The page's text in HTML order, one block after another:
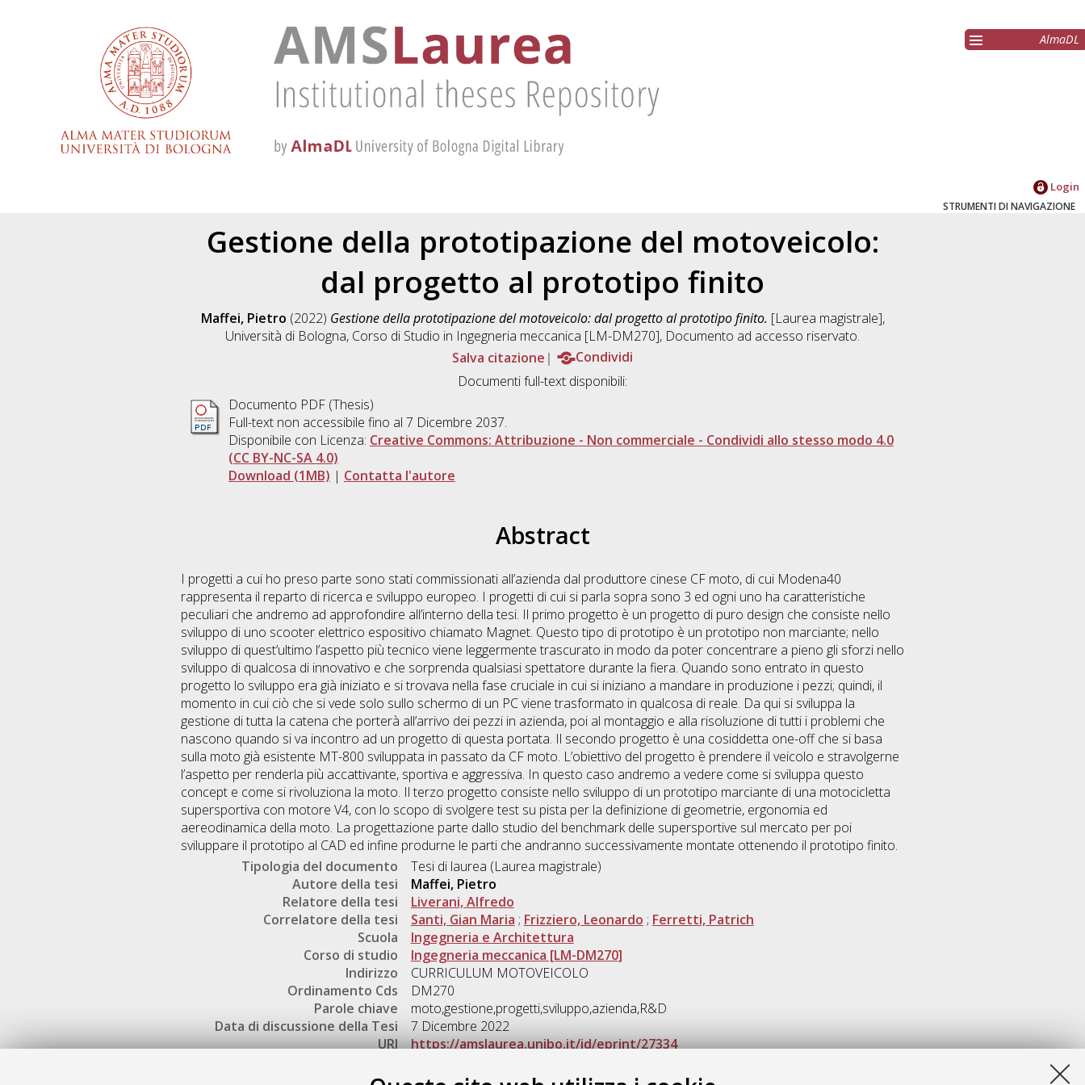
AlmaDL
Login
STRUMENTI DI NAVIGAZIONE
Gestione della prototipazione del motoveicolo:
dal progetto al prototipo finito
Maffei, Pietro (2022) Gestione della prototipazione del motoveicolo: dal progetto al prototipo finito. [Laurea magistrale],
Università di Bologna, Corso di Studio in Ingegneria meccanica [LM-DM270], Documento ad accesso riservato.
Salva citazione
Condividi
Documenti full-text disponibili:
Documento PDF (Thesis)
Full-text non accessibile fino al 7 Dicembre 2037.
Disponibile con Licenza: Creative Commons: Attribuzione - Non commerciale - Condividi allo stesso modo 4.0
(CC BY-NC-SA 4.0)
Download (1MB) | Contatta l'autore
Abstract
I progetti a cui ho preso parte sono stati commissionati all’azienda dal produttore cinese CF moto, di cui Modena40
rappresenta il reparto di ricerca e sviluppo europeo. I progetti di cui si parla sopra sono 3 ed ogni uno ha caratteristiche
peculiari che andremo ad approfondire all’interno della tesi. Il primo progetto è un progetto di puro design che consiste nello
sviluppo di uno scooter elettrico espositivo chiamato Magnet. Questo tipo di prototipo è un prototipo non marciante; nello
sviluppo di quest’ultimo l’aspetto più tecnico viene leggermente trascurato in modo da poter concentrare a pieno gli sforzi nello
sviluppo di qualcosa di innovativo e che sorprenda qualsiasi spettatore durante la fiera. Quando sono entrato in questo
progetto lo sviluppo era già iniziato e si trovava nella fase cruciale in cui si iniziano a mandare in produzione i pezzi; quindi, il
momento in cui ciò che si vede solo sullo schermo di un PC viene trasformato in qualcosa di reale. Da qui si sviluppa la
gestione di tutta la catena che porterà all’arrivo dei pezzi in azienda, poi al montaggio e alla risoluzione di tutti i problemi che
nascono quando si va incontro ad un progetto di questa portata. Il secondo progetto è una cosiddetta one-off che si basa
sulla moto già esistente MT-800 sviluppata in passato da CF moto. L’obiettivo del progetto è prendere il veicolo e stravolgerne
l’aspetto per renderla più accattivante, sportiva e aggressiva. In questo caso andremo a vedere come si sviluppa questo
concept e come si rivoluziona la moto. Il terzo progetto consiste nello sviluppo di un prototipo marciante di una motocicletta
supersportiva con motore V4, con lo scopo di svolgere test su pista per la definizione di geometrie, ergonomia ed
aereodinamica della moto. La progettazione parte dallo studio del benchmark delle supersportive sul mercato per poi
sviluppare il prototipo al CAD ed infine produrne le parti che andranno successivamente montate ottenendo il prototipo finito.
Tipologia del documento
Tesi di laurea (Laurea magistrale)
Autore della tesi
Maffei, Pietro
Relatore della tesi
Liverani, Alfredo
Correlatore della tesi
Santi, Gian Maria ; Frizziero, Leonardo ; Ferretti, Patrich
Scuola
Ingegneria e Architettura
Corso di studio
Ingegneria meccanica [LM-DM270]
Indirizzo
CURRICULUM MOTOVEICOLO
Ordinamento Cds
DM270
Parole chiave
moto,gestione,progetti,sviluppo,azienda,R&D
Data di discussione della Tesi
7 Dicembre 2022
URI
https://amslaurea.unibo.it/id/eprint/27334
Gestione del documento: